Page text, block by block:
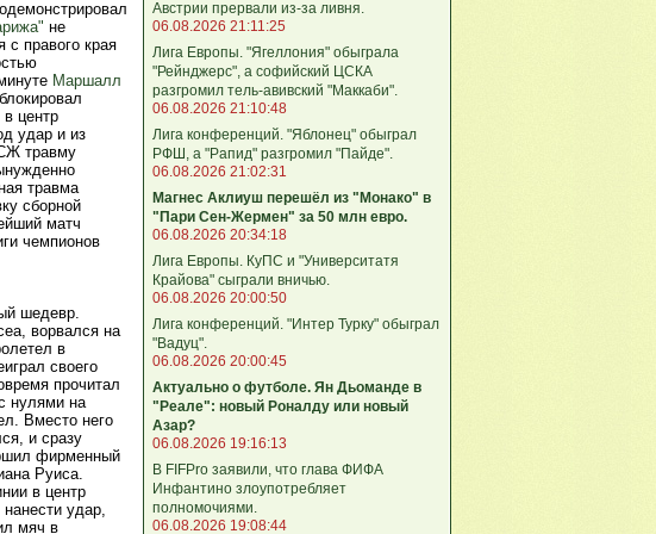
не
с правого края
Маршалл
центр
удар и из
травму
травма
сборной
матч
чемпионов
шедевр.
ворвался на
в
своего
прочитал
нулями на
Вместо него
и сразу
фирменный
Руиса.
в центр
удар,
мяч в
Австрии прервали из-за ливня.
06.08.2026 21:11:25
Лига Европы. "Ягеллония" обыграла
"Рейнджерс", а софийский ЦСКА
разгромил тель-авивский "Маккаби".
06.08.2026 21:10:48
Лига кoнференций. "Яблонец" обыграл
РФШ, а "Рапид" разгромил "Пайде".
06.08.2026 21:02:31
Магнес Аклиуш перешёл из "Монако" в
"Пари Сен-Жермен" за 50 млн евро.
06.08.2026 20:34:18
Лига Европы. КуПС и "Университатя
Крайова" сыграли вничью.
06.08.2026 20:00:50
Лига конференций. "Интер Турку" обыграл
"Вадуц".
06.08.2026 20:00:45
Актуально о футболе. Ян Дьоманде в
"Реале": новый Роналду или новый
Азар?
06.08.2026 19:16:13
В FIFPro заявили, что глава ФИФА
Инфантино злоупотребляет
полномочиями.
06.08.2026 19:08:44